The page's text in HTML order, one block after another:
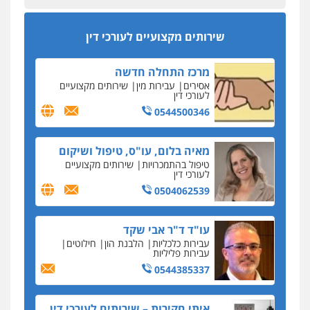
שירותים מקצועיים לעורכי דין
מקצועיים לעורכי דין
מרכז התחלה חדשה
אסירים עבירות מין שירותים מקצועיים
לעורכי דין
0544500346
מאיה בלום, עו"ס, טיפול ושיקום
טיפול בהתמכרויות שירותים מקצועיים
לעורכי דין
0504062539
עו"ד ד"ר אבי שקד
עבירות כלכליות הלבנת הון חילוטים
עבירות פליליות
0544385337
כתב האישום נגד עו"ד עידן דביר: האונס והמחירון
לאקטים מיניים
כתב אישום: יו"ר ש"ס לשעבר בחיפה וסינדיקאט
ההלוואות של משפחת הרינג
הפרקליטות: הרב נתנאל חייק ואביו הרב אריה חייק
שמשו אנשי
החשוד ברצח עו"ד ארבל פלדמן טען לרקע נפשי
ושתק בחקירתו
בבית המשפט התברר כי לחשוד, אחמד אלרג'וב
מרמלה, לא נערכה
יחסי עו"ד לקוח
עורכת דין נעצרה בחשד להעברת סם לנאשם בכלא
השרון
דבר למיקרופון
נציב תלונות הציבור על השופטים: עדיף למעט
בפרקטיקה של דיונים "מחוץ לפרוטוקול"